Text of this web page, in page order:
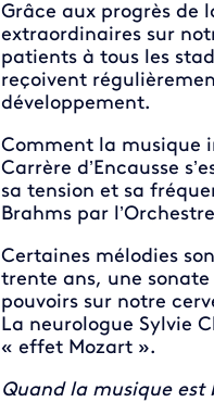
Grâce aux progrès de
extraordinaires sur
patients à tous les
reçoivent
développement.
Comment la musique
Carrère d’Encausse
sa tension et sa
Brahms par
Certaines mélodies
trente ans, une
pouvoirs sur notre
La neurologue Sylvie
« effet Mozart ».
Quand la musique